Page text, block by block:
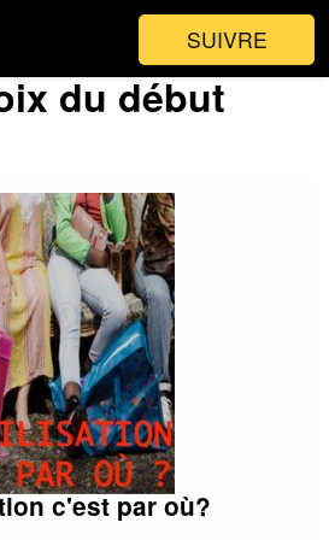
SUIVRE
du début
c'est par où?